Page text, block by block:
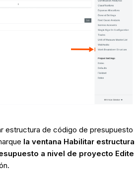
estructura de código de presupuesto
la ventana Habilitar estructura
a nivel de proyecto Edite